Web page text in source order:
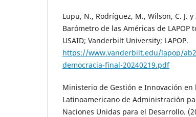
Lupu, N., Rodríguez, M., Wilson, C. J.
Barómetro de las Américas de
USAID; Vanderbilt University; LAPOP.
https://www.vanderbilt.edu/lapop/
democracia-final-20240219.pdf
Ministerio de Gestión e Innovación en
Latinoamericano de Administración
Naciones Unidas para el Desarrollo.